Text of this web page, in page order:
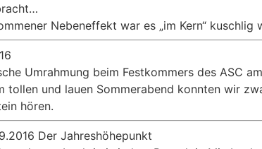
Nebeneffekt war es „im Kern“
Umrahmung beim Festkommers des ASC am
tollen und lauen Sommerabend konnten wir
hören.
Der Jahreshöhepunkt